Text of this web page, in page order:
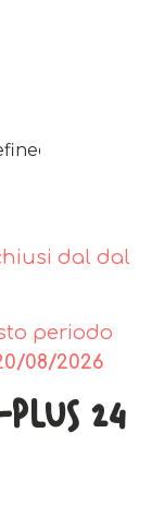
dal dal
periodo
08/2026
24